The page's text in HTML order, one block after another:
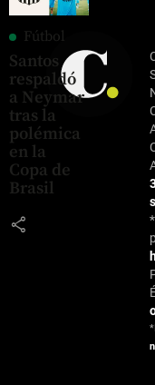
Fútbol
Santos
respaldó
a Neymar
tras la
polémica
en la
Copa de
Brasil
share